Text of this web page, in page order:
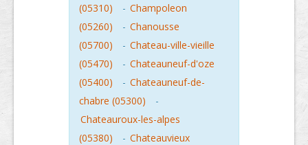
(05310)
- Champoleon
(05260)
- Chanousse
(05700)
- Chateau-ville-vieille
(05470)
- Chateauneuf-d'oze
(05400)
- Chateauneuf-de-
chabre (05300)
-
Chateauroux-les-alpes
(05380)
- Chateauvieux